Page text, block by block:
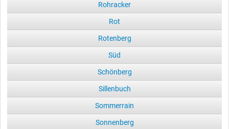
Rohracker
Rot
Rotenberg
Süd
Schönberg
Sillenbuch
Sommerrain
Sonnenberg